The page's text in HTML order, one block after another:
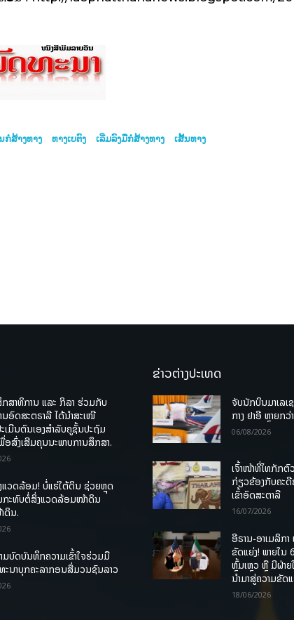
ກໍ່ສ້າງທາງ ທາງເບຕົງ ເລີ່ມລົງມືກໍ່ສ້າງທາງ ເສັ້ນທາງ
ກສາທິການ ແລະ ກິລາ ຮ່ວມກັບ
ນອົດສະຕຣາລີ ໄດ້ນຳສະເໜີ
ເມີນຕົນເອງສຳລັບຄູຊັ້ນປະຖົມ
ອສົ່ງເສີມຄຸນນະພາບການສຶກສາ.
ແວດລ້ອມ! ບໍ່ແຮ່ໃຕ້ດິນ ຊ່ວຍຫຼຸດ
ະທົບຕໍ່ສິ່ງແວດລ້ອມໜ້າດິນ
ດິນ.
ມບົດບັນທຶກຄວາມເຂົ້າໃຈຮ່ວມມື
ະນາບຸກຄະລາກອນສື່ມວນຊົນລາວ
ຂ່າວຕ່າງປະເທດ
ຈັບນັກບິນມາເລເ
ກາງ ຢາອີ ຫຼາຍກ
06/08/2026
ເຈົ້າໜ້າທີ່ໄທກັກ
ກ່ຽວຂ້ອງກັບຄະ
ເຂົ້າອົດສະຕາລີ
16/07/2026
ອີຣານ-ອາເມລິກາ
ຂັດແຍ່ງ! ພາຍໃນ
ຫຼົ້ມເຫຼວ ຫຼື ມີຝ່າຍ
ນໍາມາສູ່ຄວາມຂັດ
18/06/2026